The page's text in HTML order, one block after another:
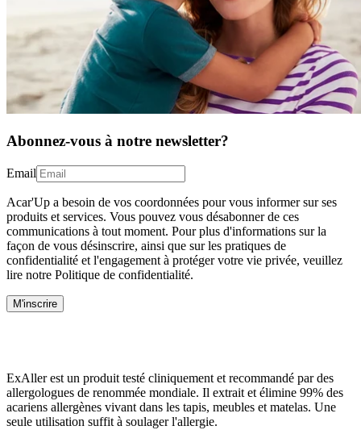
Abonnez-vous à notre newsletter?
Email
Acar'Up a besoin de vos coordonnées pour vous informer sur ses
produits et services. Vous pouvez vous désabonner de ces
communications à tout moment. Pour plus d'informations sur la
façon de vous désinscrire, ainsi que sur les pratiques de
confidentialité et l'engagement à protéger votre vie privée, veuillez
lire notre Politique de confidentialité.
M'inscrire
ExAller est un produit testé cliniquement et recommandé par des
allergologues de renommée mondiale. Il extrait et élimine 99% des
acariens allergènes vivant dans les tapis, meubles et matelas. Une
seule utilisation suffit à soulager l'allergie.